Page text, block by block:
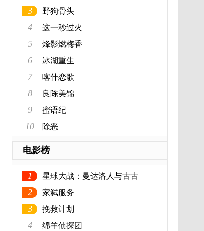
3 野狗骨头
4 这一秒过火
5 烽影燃梅香
6 冰湖重生
7 喀什恋歌
8 良陈美锦
9 蜜语纪
10 除恶
电影榜
1 星球大战：曼达洛人与古古
2 家弑服务
3 挽救计划
4 绵羊侦探团